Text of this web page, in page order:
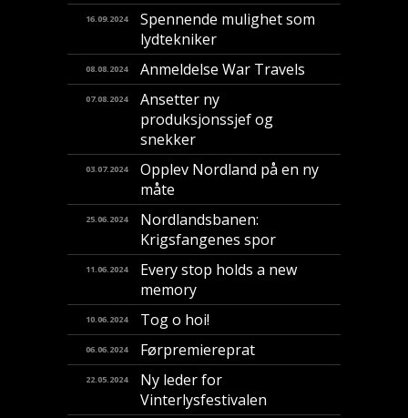
16.09.2024
Spennende mulighet som
lydtekniker
08.08.2024 Anmeldelse War Travels
07.08.2024
Ansetter ny
produksjonssjef og
snekker
03.07.2024
Opplev Nordland på en ny
måte
25.06.2024
Nordlandsbanen:
Krigsfangenes spor
11.06.2024
Every stop holds a new
memory
10.06.2024 Tog o hoi!
06.06.2024 Førpremiereprat
22.05.2024
Ny leder for
Vinterlysfestivalen